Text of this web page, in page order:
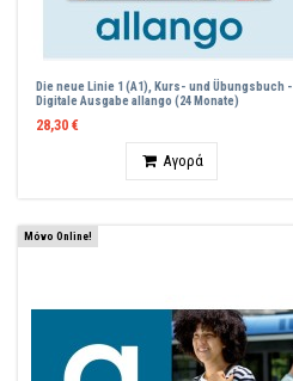
Die neue Linie 1 (A1), Kurs- und Übungsbuch -
Digitale Ausgabe allango (24 Monate)
28,30 €
Ποσότητα
Αγορά
Μόνο Online!